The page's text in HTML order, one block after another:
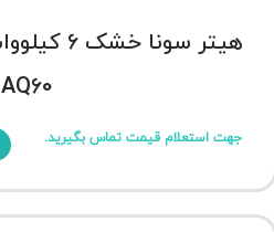
AQ60
جهت استعلام قیمت تماس بگیرید.